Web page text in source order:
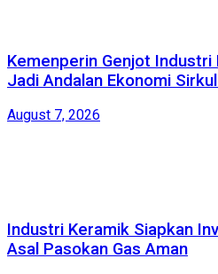
Kemenperin Genjot
Jadi Andalan Ekonomi
August 7, 2026
Industri Keramik Siapkan
Asal Pasokan Gas Aman